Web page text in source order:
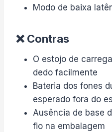
Modo de baixa
❌ Contras
O estojo de
dedo facilmente
Bateria dos fones
esperado fora do
Ausência de base
fio na embalagem